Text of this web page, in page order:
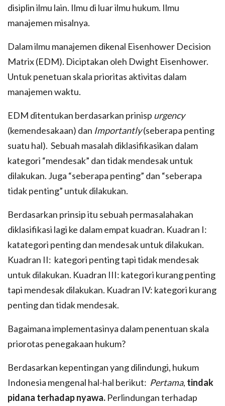
disiplin ilmu lain. Ilmu di luar ilmu hukum. Ilmu
manajemen misalnya.
Dalam ilmu manajemen dikenal Eisenhower Decision
Matrix (EDM). Diciptakan oleh Dwight Eisenhower.
Untuk penetuan skala prioritas aktivitas dalam
manajemen waktu.
EDM ditentukan berdasarkan prinisp urgency
(kemendesakaan) dan Importantly(seberapa penting
suatu hal). Sebuah masalah diklasifikasikan dalam
kategori “mendesak” dan tidak mendesak untuk
dilakukan. Juga “seberapa penting” dan “seberapa
tidak penting” untuk dilakukan.
Berdasarkan prinsip itu sebuah permasalahakan
diklasifikasi lagi ke dalam empat kuadran. Kuadran I:
katategori penting dan mendesak untuk dilakukan.
Kuadran II: kategori penting tapi tidak mendesak
untuk dilakukan. Kuadran III: kategori kurang penting
tapi mendesak dilakukan. Kuadran IV: kategori kurang
penting dan tidak mendesak.
Bagaimana implementasinya dalam penentuan skala
priorotas penegakaan hukum?
Berdasarkan kepentingan yang dilindungi, hukum
Indonesia mengenal hal-hal berikut: Pertama, tindak
pidana terhadap nyawa. Perlindungan terhadap